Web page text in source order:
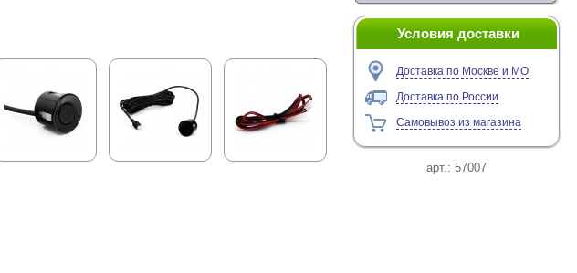
Условия доставки
Доставка по Москве и МО
Доставка по России
Самовывоз из магазина
арт.: 57007